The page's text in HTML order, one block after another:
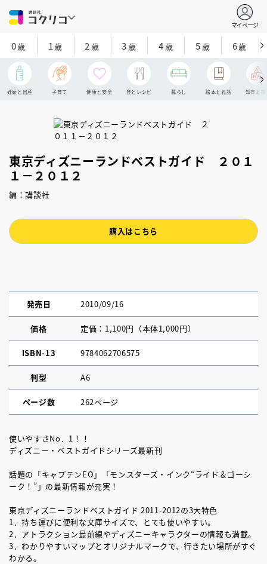
マイページ
0歳 1歳 2 歳 3歳 4歳 5歳 6歳
妊娠と出産 子育て 健康と安全 食とレシピ 暮らし 絵本とお話 知育と探
東京ディズニーランドベストガイド ２０１
１－２０１２
編：講談社
購入はこちら
発売日 2010/09/16
価格 定価：1,100円（本体1,000円）
ISBN-13 9784062706575
判型 A6
ページ数 262ページ
使いやすさNo．1！！
ディズニー・ベストガイドシリーズ最新刊
話題の「キャプテンEO」「モンスターズ・インク“ライド＆ゴーシ
ーク！”」の最新情報が充実！
東京ディズニーランドベストガイド 2011-2012の3大特色
1．持ち運びに便利な文庫サイズで、とても使いやすい。
2．アトラクション最前線やディズニーキャラクターの情報も満載。
3．わかりやすいマップとオリジナルマークで、行きたい場所がすぐ
わかる。